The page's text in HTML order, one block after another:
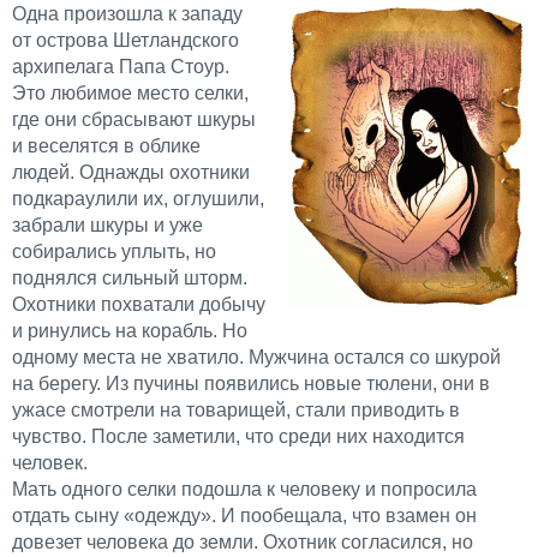
Одна произошла к западу
от острова Шетландского
архипелага Папа Стоур.
Это любимое место селки,
где они сбрасывают шкуры
и веселятся в облике
людей. Однажды охотники
подкараулили их, оглушили,
забрали шкуры и уже
собирались уплыть, но
поднялся сильный шторм.
Охотники похватали добычу
и ринулись на корабль. Но
одному места не хватило. Мужчина остался со шкурой
на берегу. Из пучины появились новые тюлени, они в
ужасе смотрели на товарищей, стали приводить в
чувство. После заметили, что среди них находится
человек.
Мать одного селки подошла к человеку и попросила
отдать сыну «одежду». И пообещала, что взамен он
довезет человека до земли. Охотник согласился, но